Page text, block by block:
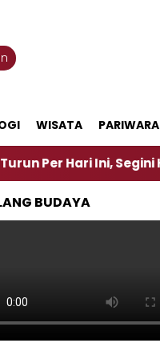
WISATA PARIWARA
Ini, Segini Harganya
BUDAYA